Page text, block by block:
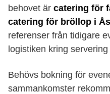
behovet är catering för
catering för bröllop i
referenser från tidigare
logistiken kring
Behövs bokning för
sammankomster